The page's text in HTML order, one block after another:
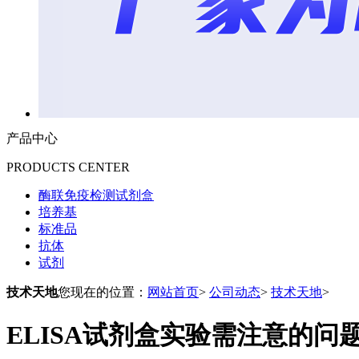
产品中心
PRODUCTS CENTER
酶联免疫检测试剂盒
培养基
标准品
抗体
试剂
技术天地您现在的位置： 网站首页> 公司动态> 技术天地>
ELISA试剂盒实验需注意的问